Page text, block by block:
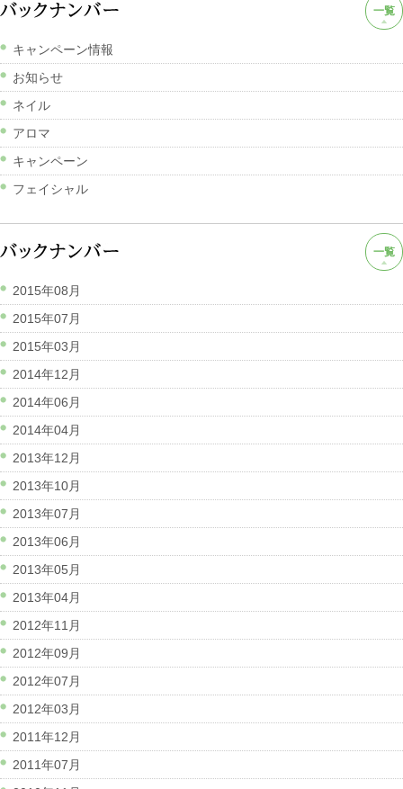
一覧
キャンペーン情報
お知らせ
ネイル
アロマ
キャンペーン
フェイシャル
一覧
2015年08月
2015年07月
2015年03月
2014年12月
2014年06月
2014年04月
2013年12月
2013年10月
2013年07月
2013年06月
2013年05月
2013年04月
2012年11月
2012年09月
2012年07月
2012年03月
2011年12月
2011年07月